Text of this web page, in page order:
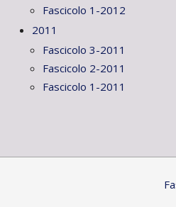
Fascicolo 1-2012
2011
Fascicolo 3-2011
Fascicolo 2-2011
Fascicolo 1-2011